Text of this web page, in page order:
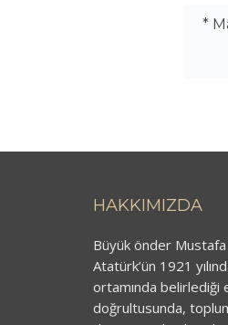
*
HAKKIMIZDA
Büyük önder
Atatürk’ün 1921
ortamında belirlediği
doğrultusunda,